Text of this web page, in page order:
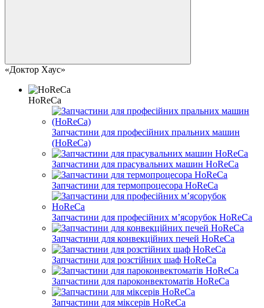
«Доктор Хаус»
HoReCa
Запчастини для професійних пральних машин
(HoReCa)
Запчастини для прасувальних машин HoReCa
Запчастини для термопроцесора HoReCa
Запчастини для професійних м’ясорубок HoReCa
Запчастини для конвекційних печей HoReCa
Запчастини для розстійних шаф HoReCa
Запчастини для пароконвектоматів HoReCa
Запчастини для міксерів HoReCa